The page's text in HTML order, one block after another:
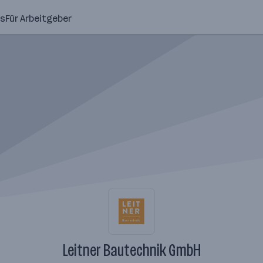
Für Arbeitgeber
Leitner Bautechnik GmbH